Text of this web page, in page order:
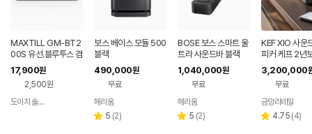
MAXTILL GM-BT2
00S 유선.블루투스 겸
용 사운드바
17,900원
2,500원
도이치 솔루션
보스 베이스 모듈 500
블랙
490,000원
무료
페이
헤리움
별 5 리
(2)
BOSE 보스 스마트 울
트라 사운드바 블랙
1,040,000원
무료
페이
헤리움
별 5 리
(2)
KEF XIO 사운
피커 케프 2년
3,200,000
무료
페
금양리테일
별 4.75 리
(4)